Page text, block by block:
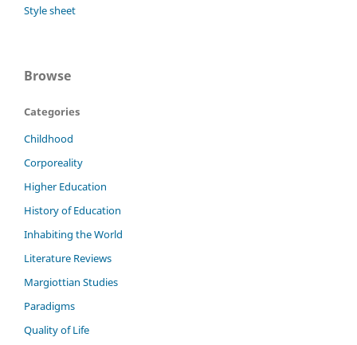
Style sheet
Browse
Categories
Childhood
Corporeality
Higher Education
History of Education
Inhabiting the World
Literature Reviews
Margiottian Studies
Paradigms
Quality of Life